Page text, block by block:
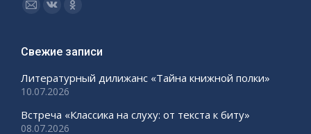
Страница
открывается
новом
Страница
открывается
новом
Страница
открывается
новом
Свежие записи
Литературный дилижанс «Тайна книжной полки»
10.07.2026
Встреча «Классика на слуху: от текста к биту»
08.07.2026